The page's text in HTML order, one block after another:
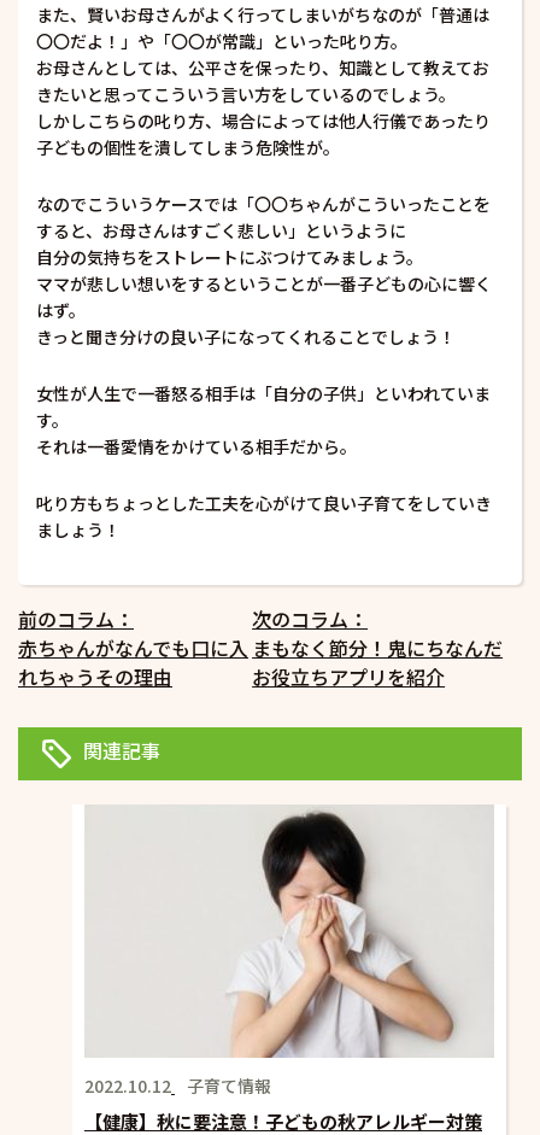
また、賢いお母さんがよく行ってしまいがちなのが「普通は
〇〇だよ！」や「〇〇が常識」といった叱り方。
お母さんとしては、公平さを保ったり、知識として教えてお
きたいと思ってこういう言い方をしているのでしょう。
しかしこちらの叱り方、場合によっては他人行儀であったり
子どもの個性を潰してしまう危険性が。
なのでこういうケースでは「〇〇ちゃんがこういったことを
すると、お母さんはすごく悲しい」というように
自分の気持ちをストレートにぶつけてみましょう。
ママが悲しい想いをするということが一番子どもの心に響く
はず。
きっと聞き分けの良い子になってくれることでしょう！
女性が人生で一番怒る相手は「自分の子供」といわれていま
す。
それは一番愛情をかけている相手だから。
叱り方もちょっとした工夫を心がけて良い子育てをしていき
ましょう！
投
稿
ナ
ビ
ゲ
前のコラム：
赤ちゃんがなんでも口に入
れちゃうその理由
次のコラム：
まもなく節分！鬼にちなんだ
お役立ちアプリを紹介
関連記事
2022.10.12 子育て情報
【健康】秋に要注意！子どもの秋アレルギー対策